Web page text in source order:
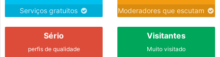
Serviços gratuitos Moderadores que escutam
Sério
perfis de qualidade
Visitantes
Muito visitado